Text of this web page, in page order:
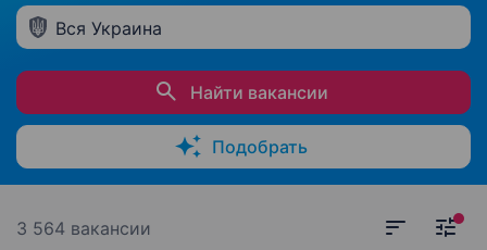
Вся Украина
Найти вакансии
Подобрать
3 564 вакансии